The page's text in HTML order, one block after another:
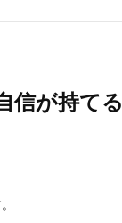
信が持てる